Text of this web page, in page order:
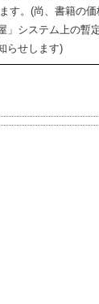
す。(尚、書籍の価
」システム上の暫
らせします)